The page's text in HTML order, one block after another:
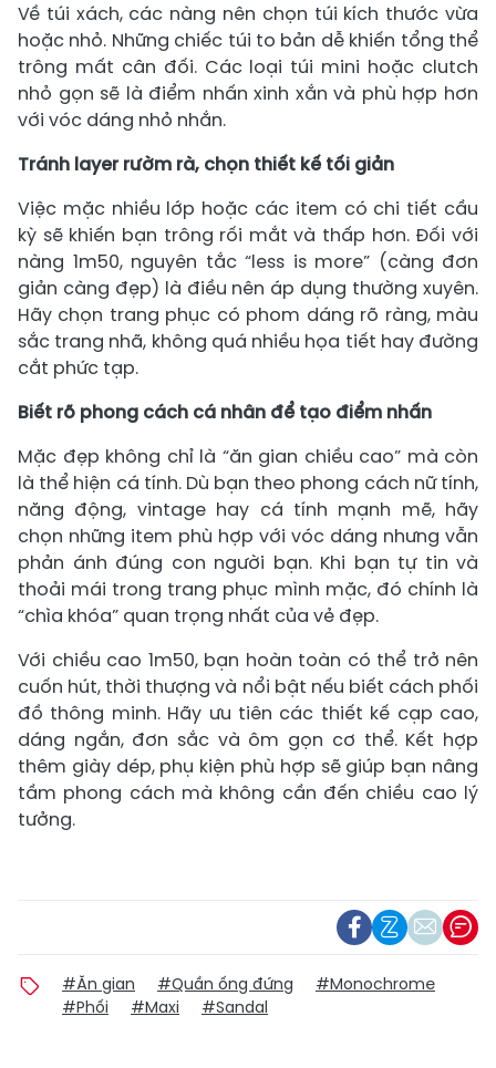
Về túi xách, các nàng nên chọn túi kích thước vừa
hoặc nhỏ. Những chiếc túi to bản dễ khiến tổng thể
trông mất cân đối. Các loại túi mini hoặc clutch
nhỏ gọn sẽ là điểm nhấn xinh xắn và phù hợp hơn
với vóc dáng nhỏ nhắn.
Tránh layer rườm rà, chọn thiết kế tối giản
Việc mặc nhiều lớp hoặc các item có chi tiết cầu
kỳ sẽ khiến bạn trông rối mắt và thấp hơn. Đối với
nàng 1m50, nguyên tắc “less is more” (càng đơn
giản càng đẹp) là điều nên áp dụng thường xuyên.
Hãy chọn trang phục có phom dáng rõ ràng, màu
sắc trang nhã, không quá nhiều họa tiết hay đường
cắt phức tạp.
Biết rõ phong cách cá nhân để tạo điểm nhấn
Mặc đẹp không chỉ là “ăn gian chiều cao” mà còn
là thể hiện cá tính. Dù bạn theo phong cách nữ tính,
năng động, vintage hay cá tính mạnh mẽ, hãy
chọn những item phù hợp với vóc dáng nhưng vẫn
phản ánh đúng con người bạn. Khi bạn tự tin và
thoải mái trong trang phục mình mặc, đó chính là
“chìa khóa” quan trọng nhất của vẻ đẹp.
Với chiều cao 1m50, bạn hoàn toàn có thể trở nên
cuốn hút, thời thượng và nổi bật nếu biết cách phối
đồ thông minh. Hãy ưu tiên các thiết kế cạp cao,
dáng ngắn, đơn sắc và ôm gọn cơ thể. Kết hợp
thêm giày dép, phụ kiện phù hợp sẽ giúp bạn nâng
tầm phong cách mà không cần đến chiều cao lý
tưởng.
#Ăn gian #Quần ống đứng
#Monochrome
#Phối
#Maxi #Sandal